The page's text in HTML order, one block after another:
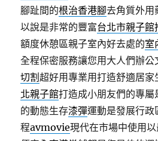
腳趾間的根治香港腳去角質外用
以說是非常的豐富台北市親子館
額度休憩區親子室內好去處的室
全程保密服務讓您用大人們辦公
切割超好用專業用打造舒適居家
北親子館打造成小朋友們的專
的動態生存漆彈運動是發展行政
程avmovie現代在市場中使用